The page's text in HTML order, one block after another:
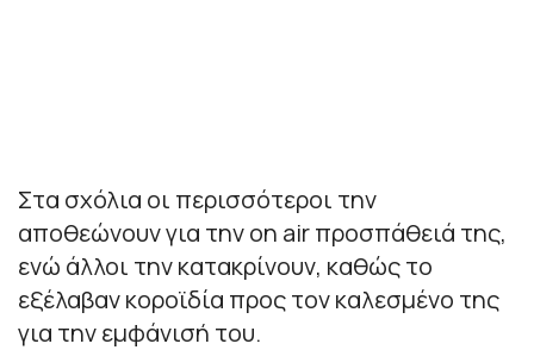
Στα σχόλια οι περισσότεροι την
αποθεώνουν για την on air προσπάθειά της,
ενώ άλλοι την κατακρίνουν, καθώς το
εξέλαβαν κοροϊδία προς τον καλεσμένο της
για την εμφάνισή του.